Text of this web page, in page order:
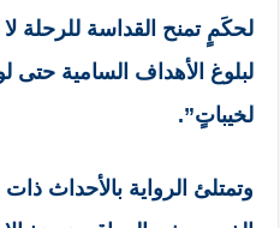
لحكَمٍ تمنح القداسة للرحلة
لبلوغ الأهداف السامية
لخيباتٍ”.
وتمتلئ الرواية بالأحداث ذات